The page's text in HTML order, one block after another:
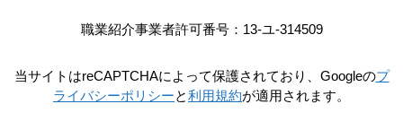
職業紹介事業者許可番号：13-ユ-314509
当サイトはreCAPTCHAによって保護されており、Googleのプ
ライバシーポリシーと利用規約が適用されます。